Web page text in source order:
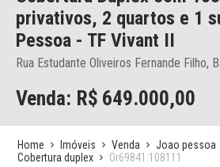
privativos, 2 quartos e 1
Pessoa - TF Vivant II
Rua Estudante Oliveiros Fernande Filho,
Venda: R$ 649.000,00
Home Imóveis Venda Joao pessoa
Cobertura duplex
Or69841:108111